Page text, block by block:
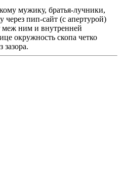
мужику, братья-лучники,
через пип-сайт (с апертурой)
меж ним и внутренней
окружность скопа четко
зазора.